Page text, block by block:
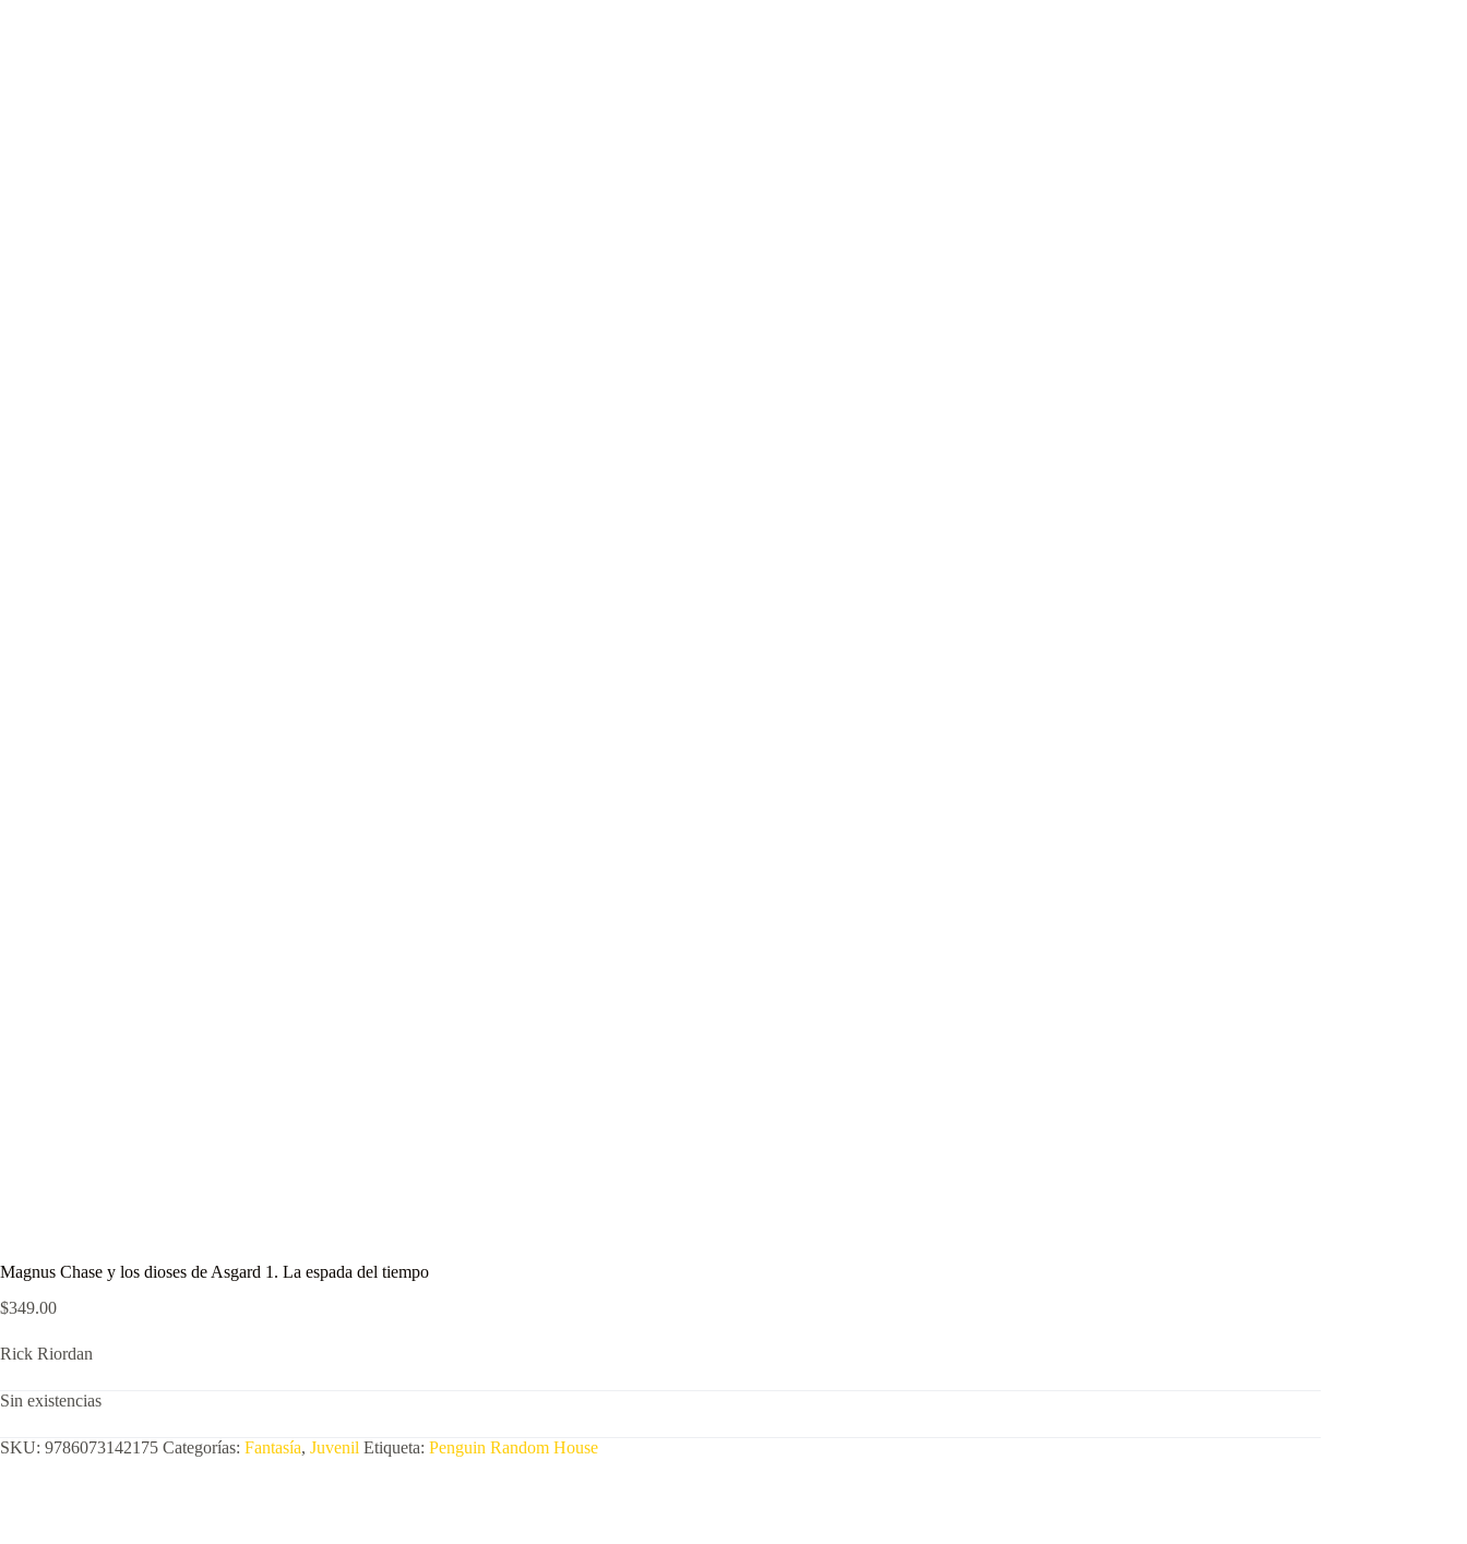
Magnus Chase y los dioses de Asgard 1. La espada del tiempo
$349.00
Rick Riordan
Sin existencias
SKU: 9786073142175 Categorías: Fantasía, Juvenil Etiqueta: Penguin Random House